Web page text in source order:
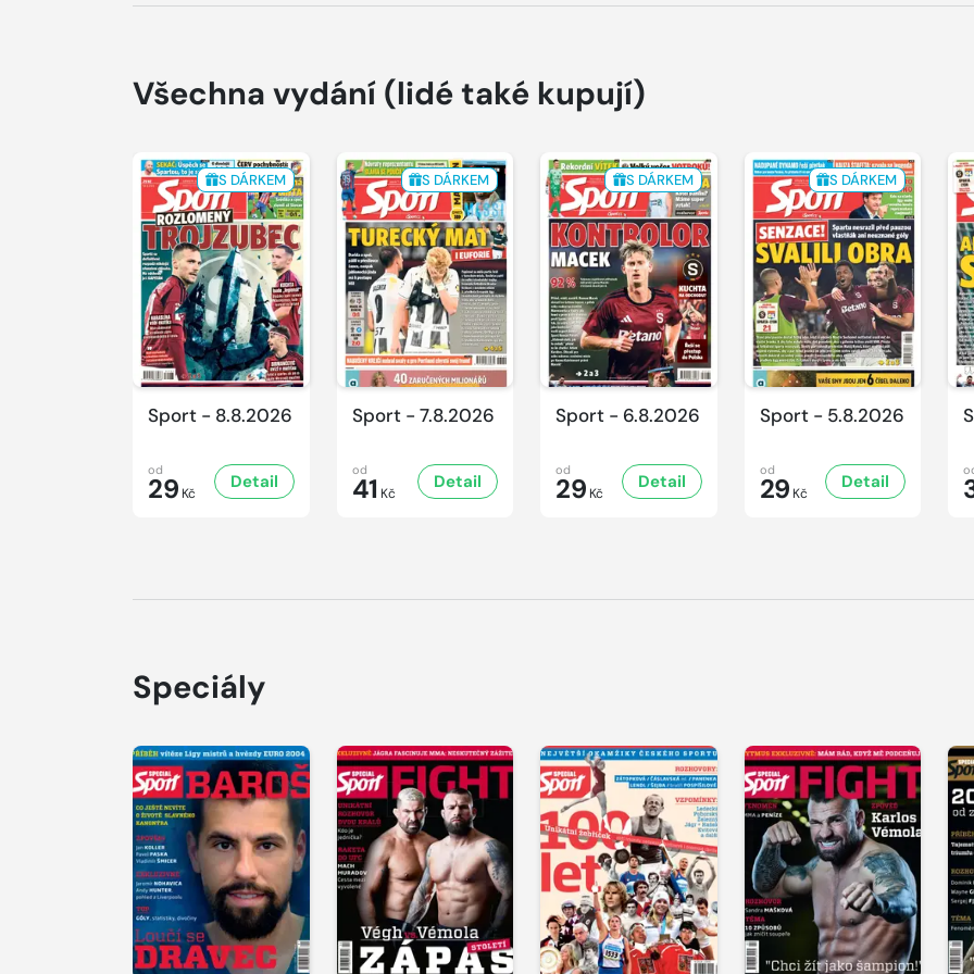
Všechna vydání (lidé také kupují)
S DÁRKEM
Sport - 8.8.2026
od
29 Kč
Detail
S DÁRKEM
Sport - 7.8.2026
od
41 Kč
Detail
S DÁRKEM
Sport - 6.8.2026
od
29 Kč
Detail
S DÁRKEM
Sport - 5.8.2026
od
29 Kč
Detail
Speciály